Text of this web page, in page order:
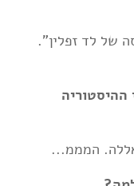
של לד זפלין".
ההיסטוריה
המממ...